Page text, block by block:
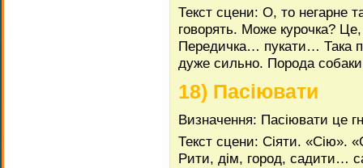
Текст сцени: О, то негарне
говорять. Може курочка?
Передичка… пукати… Така
дуже сильно. Порода
18) Пасіювати
Визначення: Пасіювати це
Текст сцени: Сіяти. «Сію».
Рити, дім, город, садити…